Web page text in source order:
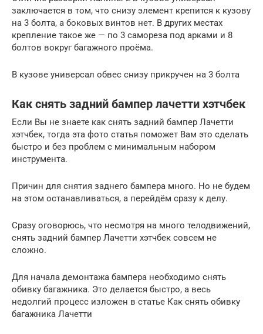
заключается в том, что снизу элемент крепится к кузову
на 3 болта, а боковых винтов нет. В других местах
крепление такое же — по 3 самореза под арками и 8
болтов вокруг багажного проёма.
В кузове универсал обвес снизу прикручен на 3 болта
Как снять задний бампер лачетти хэтчбек
Если Вы не знаете как снять задний бампер Лачетти
хэтчбек, тогда эта фото статья поможет Вам это сделать
быстро и без проблем с минимальным набором
инструмента.
Причин для снятия заднего бампера много. Но не будем
на этом останавливаться, а перейдём сразу к делу.
Сразу оговорюсь, что несмотря на много телодвижений,
снять задний бампер Лачетти хэтчбек совсем не
сложно.
Для начала демонтажа бампера необходимо снять
обивку багажника. Это делается быстро, а весь
недолгий процесс изложен в статье Как снять обивку
багажника Лачетти